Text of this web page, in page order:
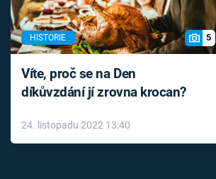
HISTORIE 5
Víte, proč se na Den
díkůvzdání jí zrovna krocan?
24. listopadu 2022 13:40